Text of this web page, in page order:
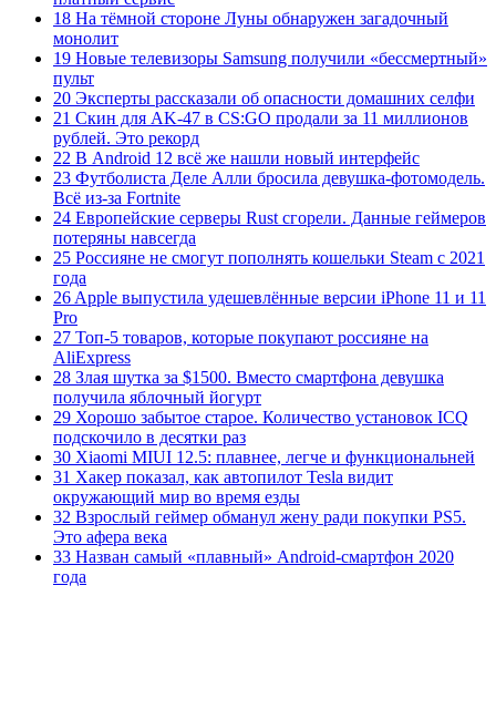
18 На тёмной стороне Луны обнаружен загадочный
монолит
19 Новые телевизоры Samsung получили «бессмертный»
пульт
20 Эксперты рассказали об опасности домашних селфи
21 Скин для AK-47 в CS:GO продали за 11 миллионов
рублей. Это рекорд
22 В Android 12 всё же нашли новый интерфейс
23 Футболиста Деле Алли бросила девушка-фотомодель.
Всё из-за Fortnite
24 Европейские серверы Rust сгорели. Данные геймеров
потеряны навсегда
25 Россияне не смогут пополнять кошельки Steam с 2021
года
26 Apple выпустила удешевлённые версии iPhone 11 и 11
Pro
27 Топ-5 товаров, которые покупают россияне на
AliExpress
28 Злая шутка за $1500. Вместо смартфона девушка
получила яблочный йогурт
29 Хорошо забытое старое. Количество установок ICQ
подскочило в десятки раз
30 Xiaomi MIUI 12.5: плавнее, легче и функциональней
31 Хакер показал, как автопилот Tesla видит
окружающий мир во время езды
32 Взрослый геймер обманул жену ради покупки PS5.
Это афера века
33 Назван самый «плавный» Android-смартфон 2020
года